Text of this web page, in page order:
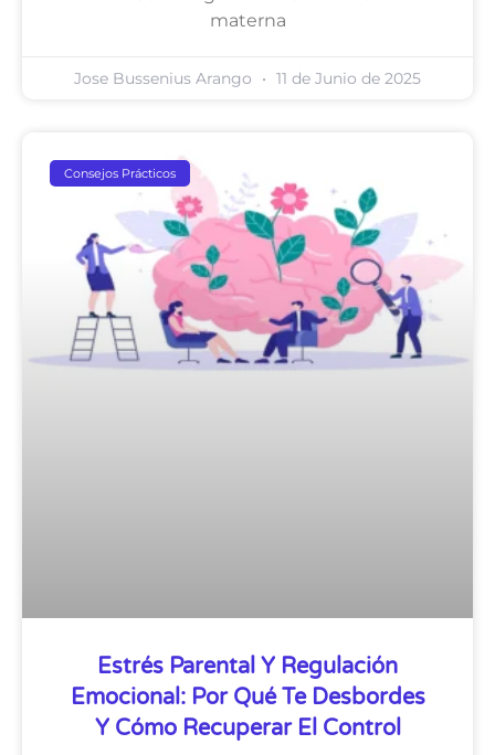
materna
Jose Bussenius Arango 11 de Junio de 2025
Consejos Prácticos
Estrés Parental Y Regulación
Emocional: Por Qué Te Desbordes
Y Cómo Recuperar El Control